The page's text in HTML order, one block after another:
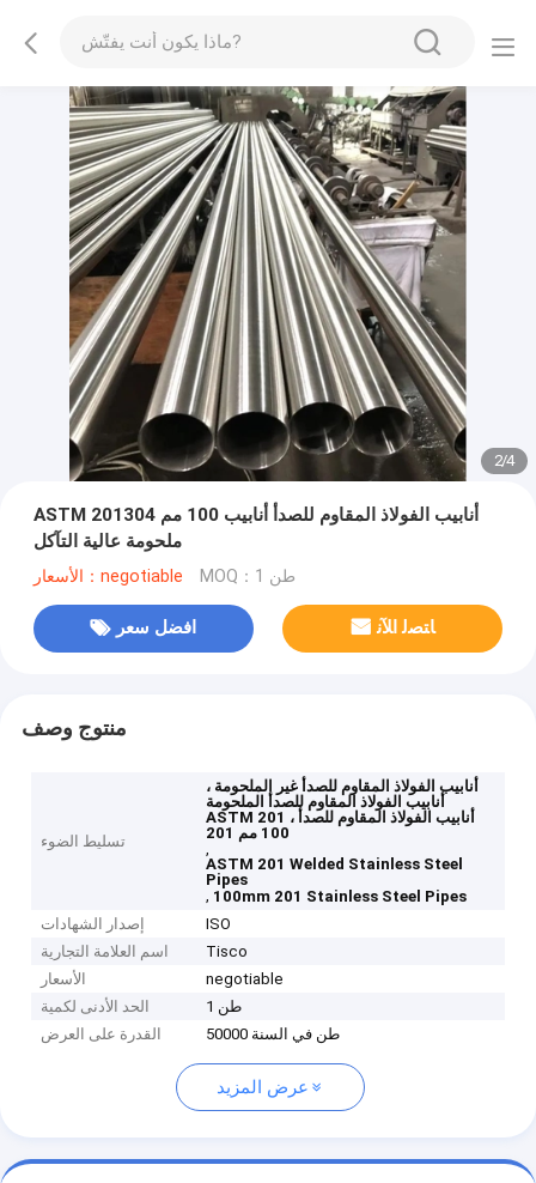
2/4
ASTM 201304 أنابيب الفولاذ المقاوم للصدأ أنابيب 100 مم
ملحومة عالية التآكل
الأسعار：negotiable MOQ：1 طن
افضل سعر ﺎﺘﺼﻟ ﺍﻶﻧ
منتوج وصف
تسليط الضوء
أنابيب الفولاذ المقاوم للصدأ غير الملحومة ،
أنابيب الفولاذ المقاوم للصدأ الملحومة
ASTM 201 ، أنابيب الفولاذ المقاوم للصدأ
100 مم 201
,
ASTM 201 Welded Stainless Steel
Pipes
, 100mm 201 Stainless Steel Pipes
إصدار الشهادات
ISO
اسم العلامة التجارية
Tisco
الأسعار
negotiable
الحد الأدنى لكمية
1 طن
القدرة على العرض
50000 طن في السنة
عرض المزيد